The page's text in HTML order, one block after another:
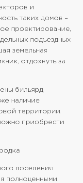
и
таких домов –
проектирование,
подъездных
земельная
отдохнуть за
бильярд,
наличие
территории.
приобрести
поселения
полноценными